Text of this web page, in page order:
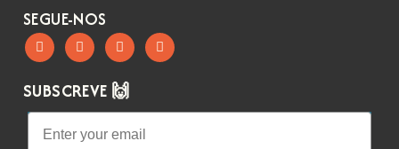
SEGUE-NOS
SUBSCREVE 🙌